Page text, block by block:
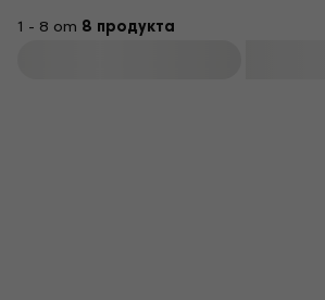
1 - 8 от 8 продукта